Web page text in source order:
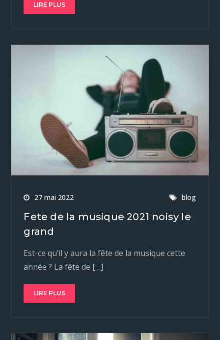
LIRE PLUS
27 mai 2022 blog
Fete de la musique 2021 noisy le
grand
Est-ce qu’il y aura la fête de la musique cette
année ? La fête de […]
LIRE PLUS